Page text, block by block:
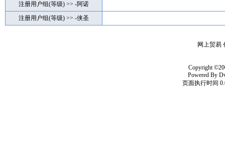
注册用户组(等级) >> -阿诺
注册用户组(等级) >> -侠圣
网上贸易
Copyright
Powered By
页面执行时间